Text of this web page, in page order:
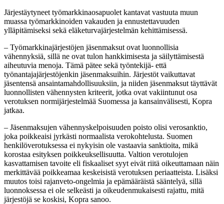
Järjestäytyneet työmarkkinaosapuolet kantavat vastuuta muun
muassa työmarkkinoiden vakauden ja ennustettavuuden
ylläpitämiseksi sekä eläketurvajärjestelmän kehittämisessä.
– Työmarkkinajärjestöjen jäsenmaksut ovat luonnollisia
vähennyksiä, sillä ne ovat tulon hankkimisesta ja säilyttämisestä
aiheutuvia menoja. Tämä pätee sekä työntekijä- että
työnantajajärjestöjenkin jäsenmaksuihin. Järjestöt vaikuttavat
jäsentensä ansaintamahdollisuuksiin, ja niiden jäsenmaksut täyttävät
luonnollisten vähennysten kriteerit, jotka ovat vakiintunut osa
verotuksen normijärjestelmää Suomessa ja kansainvälisesti, Kopra
jatkaa.
– Jäsenmaksujen vähennyskelpoisuuden poisto olisi verosanktio,
joka poikkeaisi jyrkästi normaalista verokohtelusta. Suomen
henkilöverotuksessa ei nykyisin ole vastaavia sanktioita, mikä
korostaa esityksen poikkeuksellisuutta. Valtion verotulojen
kasvattamisen tavoite eli fiskaaliset syyt eivät riitä oikeuttamaan näin
merkittävää poikkeamaa keskeisistä verotuksen periaatteista. Lisäksi
muutos toisi rajanveto-ongelmia ja epämääräistä sääntelyä, sillä
luonnoksessa ei ole selkeästi ja oikeudenmukaisesti rajattu, mitä
järjestöjä se koskisi, Kopra sanoo.